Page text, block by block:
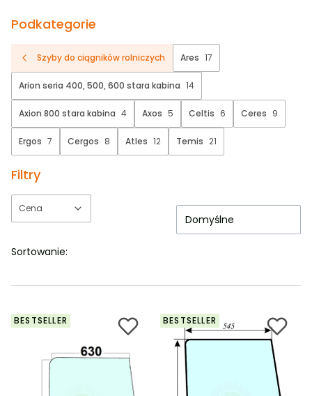
Podkategorie
Szyby do ciągników rolniczych Ares 17
Arion seria 400, 500, 600 stara kabina 14
Axion 800 stara kabina 4 Axos 5 Celtis 6 Ceres 9
Ergos 7 Cergos 8 Atles 12 Temis 21
Filtry
Cena
Sortowanie:
Domyślne
BESTSELLER BESTSELLER